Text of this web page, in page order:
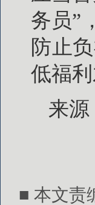
务员”
防止
低福利
来源
■ 本文责